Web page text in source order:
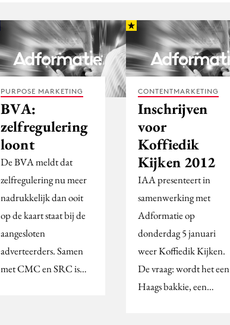
PURPOSE MARKETING
BVA:
zelfregulering
loont
De BVA meldt dat
zelfregulering nu meer
nadrukkelijk dan ooit
op de kaart staat bij de
aangesloten
adverteerders. Samen
met CMC en SRC is…
CONTENTMARKETING
Inschrijven
voor
Koffiedik
Kijken 2012
IAA presenteert in
samenwerking met
Adformatie op
donderdag 5 januari
weer Koffiedik Kijken.
De vraag: wordt het een
Haags bakkie, een…